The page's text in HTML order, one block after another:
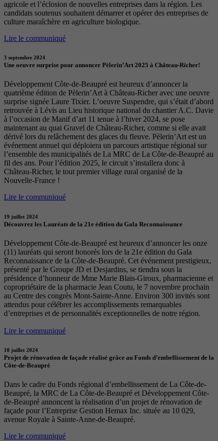
agricole et l’éclosion de nouvelles entreprises dans la région. Les
candidats soutenus souhaitent démarrer et opérer des entreprises de
culture maraîchère en agriculture biologique.
Lire le communiqué
3 septembre 2024
Une oeuvre surprise pour annoncer Pèlerin’Art 2025 à Château-Richer!
Développement Côte-de-Beaupré est heureux d’annoncer la
quatrième édition de Pèlerin’Art à Château-Richer avec une oeuvre
surprise signée Laure Tixier. L’oeuvre Suspendre, qui s’était d’abord
retrouvée à Lévis au Lieu historique national du chantier A.C. Davie
à l’occasion de Manif d’art 11 tenue à l’hiver 2024, se pose
maintenant au quai Gravel de Château-Richer, comme si elle avait
dérivé lors du relâchement des glaces du fleuve. Pèlerin’Art est un
événement annuel qui déploiera un parcours artistique régional sur
l’ensemble des municipalités de La MRC de La Côte-de-Beaupré au
fil des ans. Pour l’édition 2025, le circuit s’installera donc à
Château-Richer, le tout premier village rural organisé de la
Nouvelle-France !
Lire le communiqué
19 juillet 2024
Découvrez les Lauréats de la 21e édition du Gala Reconnaissance
Développement Côte-de-Beaupré est heureux d’annoncer les onze
(11) lauréats qui seront honorés lors de la 21e édition du Gala
Reconnaissance de la Côte-de-Beaupré. Cet événement prestigieux,
présenté par le Groupe JD et Desjardins, se tiendra sous la
présidence d’honneur de Mme Marie Blais-Giroux, pharmacienne et
copropriétaire de la pharmacie Jean Coutu, le 7 novembre prochain
au Centre des congrès Mont-Sainte-Anne. Environ 300 invités sont
attendus pour célébrer les accomplissements remarquables
d’entreprises et de personnalités exceptionnelles de notre région.
Lire le communiqué
10 juillet 2024
Projet de rénovation de façade réalisé grâce au Fonds d’embellissement de la
Côte-de-Beaupré
Dans le cadre du Fonds régional d’embellissement de La Côte-de-
Beaupré, la MRC de La Côte-de-Beaupré et Développement Côte-
de-Beaupré annoncent la réalisation d’un projet de rénovation de
façade pour l’Entreprise Gestion Hemax Inc. située au 10 029,
avenue Royale à Sainte-Anne-de-Beaupré.
Lire le communiqué